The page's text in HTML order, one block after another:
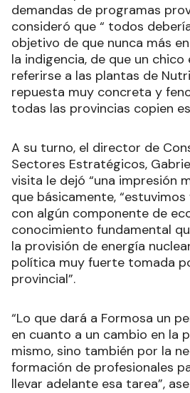
demandas de programas
consideró que “ todos
objetivo de que nunca más
la indigencia, de que un chico
referirse a las plantas de
repuesta muy concreta y
todas las provincias copien
A su turno, el director de
Sectores Estratégicos,
visita le dejó “una impresión
que básicamente,
con algún componente de
conocimiento fundamental
la provisión de energía
política muy fuerte tomada
provincial”.
“Lo que dará a Formosa un
en cuanto a un cambio en la
mismo, sino también por la
formación de profesionales
llevar adelante esa tarea”,